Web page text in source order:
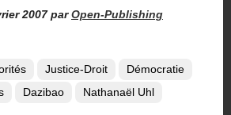
2007par Open-Publishing
Justice-Droit
Démocratie
Dazibao Nathanaël Uhl